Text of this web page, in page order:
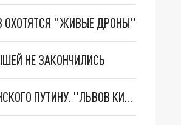
ОХОТЯТСЯ "ЖИВЫЕ ДРОНЫ"
НЕ ЗАКОНЧИЛИСЬ
НОВОЕ МАСШТАБНЕЙШЕЕ НАСТУПЛЕНИЕ. ТРИ УЛЬТИМАТУМА ЗЕЛЕНСКОГО ПУТИНУ. "ЛЬВОВ КИМА" ПОСТАВЯТ НА ПВО? ГЛОБАЛЬНЫЙ ПРОРЫВ ПОД ЗАПОРОЖЬЕМ